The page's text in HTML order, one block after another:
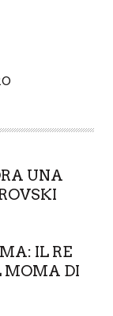
UNA
IL RE
MOMA DI